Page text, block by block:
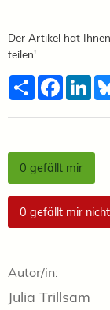
Der Artikel hat
teilen!
Teilen
0 gefällt mir
0 gefällt mir nicht
Autor/in:
Julia Trillsam